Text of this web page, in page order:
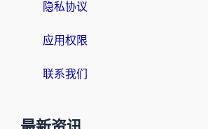
隐私协议
应用权限
联系我们